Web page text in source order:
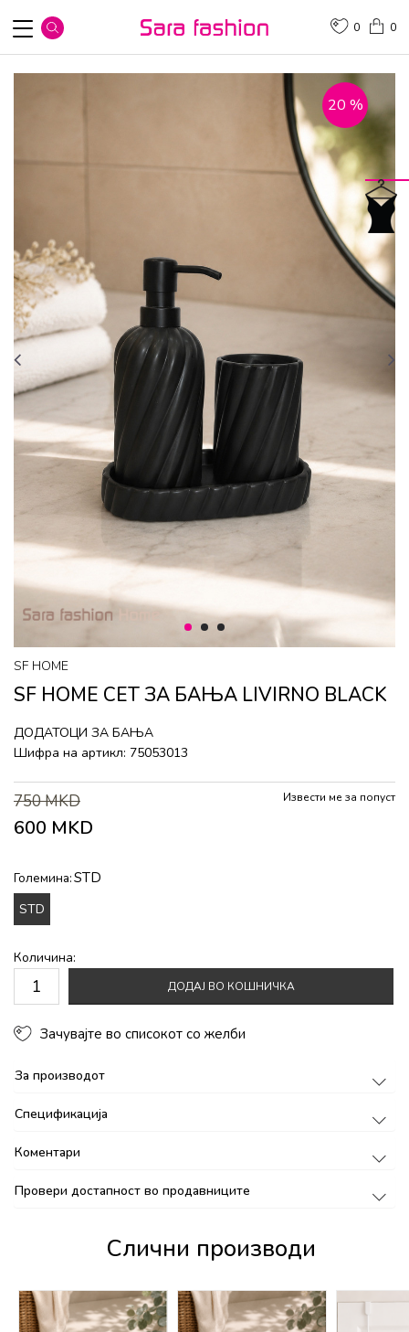
0
0
1 2 3
20 %
SF HOME
SF HOME СЕТ ЗА БАЊА LIVIRNO BLACK
ДОДАТОЦИ ЗА БАЊА
Шифра на артикл: 75053013
750MKD
600 MKD
Извести ме за попуст
Големина:STD
STD
Количина:
ДОДАЈ ВО КОШНИЧКА
Зачувајте во списокот со желби
За производот
Спецификација
Коментари
Провери достапност во продавниците
Слични производи